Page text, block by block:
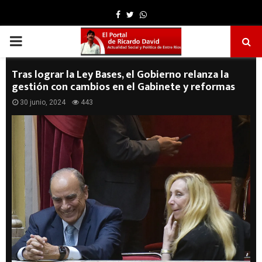
Facebook
TwitterWhatsapp
PRIMARY
MENU
Tras lograr la Ley Bases, el Gobierno relanza la
gestión con cambios en el Gabinete y reformas
30 junio, 2024 443